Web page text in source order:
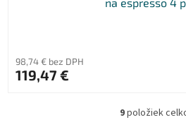
98,74 € bez DPH
119,47 €
O
9položiek